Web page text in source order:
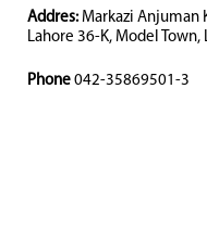
Addres: Markazi Anjuman
Lahore 36-K, Model Town,
Phone 042-35869501-3